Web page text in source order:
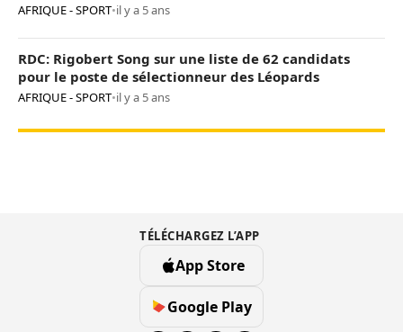
AFRIQUE - SPORT•il y a 5 ans
RDC: Rigobert Song sur une liste de 62 candidats
pour le poste de sélectionneur des Léopards
AFRIQUE - SPORT•il y a 5 ans
TÉLÉCHARGEZ L’APP
App Store
Google Play